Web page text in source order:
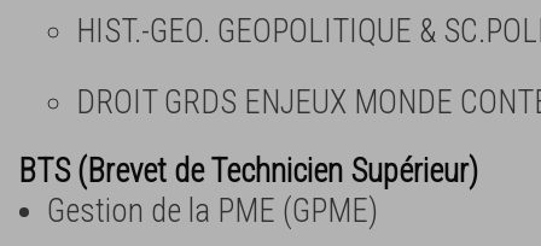
HIST.-GEO. GEOPOLITIQUE &
DROIT GRDS ENJEUX MONDE
BTS (Brevet de Technicien Supérieur)
Gestion de la PME (GPME)